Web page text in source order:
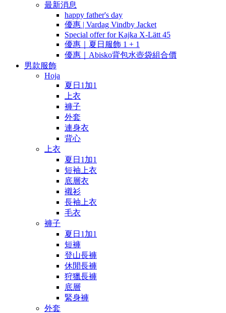
最新消息
happy father's day
優惠 | Vardag Vindby Jacket
Special offer for Kajka X-Lätt 45
優惠｜夏日服飾 1 + 1
優惠｜Abisko背包水壺袋組合價
男款服飾
Hoja
夏日1加1
上衣
褲子
外套
連身衣
背心
上衣
夏日1加1
短袖上衣
底層衣
襯衫
長袖上衣
毛衣
褲子
夏日1加1
短褲
登山長褲
休閒長褲
狩獵長褲
底層
緊身褲
外套